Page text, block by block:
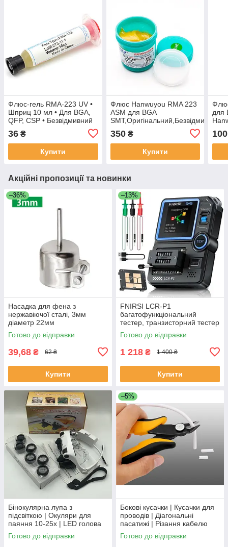
Флюс-гель RMA-223 UV •
Шприц 10 мл • Для BGA,
QFP, CSP • Безвідмивний
36 ₴
Купити
Флюс Hanwuyou RMA 223
ASM для BGA
SMT,Оригінальний,Безвідмивний
350₴
Купити
для
100
Акційні пропозиції та новинки
–36%
Насадка для фена з
нержавіючої сталі, 3мм
діаметр 22мм
Готово до відправки
39,68 ₴ 62 ₴
Купити
–13%
FNIRSI LCR-P1
багатофункціональний
тестер, транзисторний тестер
LCR ESR, тестер компонентів
MOSFET JFET, LCR метр з ІК
Готово до відправки
1 218 ₴ 1 400 ₴
Купити
Бінокулярна лупа з
підсвіткою | Окуляри для
паяння 10-25x | LED голова
лупа | Збільшення 10x 15x
20x 25x
Готово до відправки
–5%
Бокові кусачки | Кусачки для
проводів | Діагональні
пасатижі | Різання кабелю
Готово до відправки